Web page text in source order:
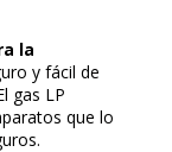
la
y fácil de
gas LP
que lo